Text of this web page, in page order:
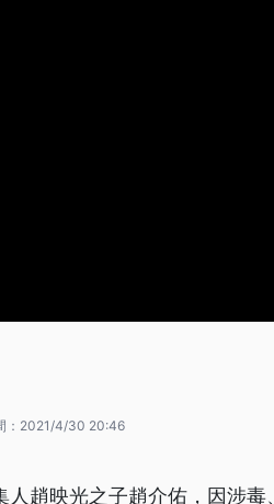
2021/4/30 20:46
人趙映光之子趙介佑，因涉